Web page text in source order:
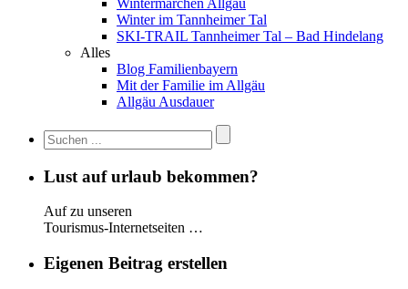
Wintermärchen Allgäu
Winter im Tannheimer Tal
SKI-TRAIL Tannheimer Tal – Bad Hindelang
Alles
Blog Familienbayern
Mit der Familie im Allgäu
Allgäu Ausdauer
Lust auf urlaub bekommen?
Auf zu unseren
Tourismus-Internetseiten …
Eigenen Beitrag erstellen